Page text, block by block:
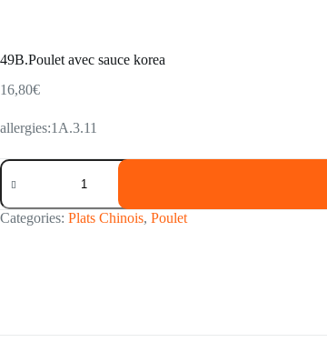
49B.Poulet avec sauce korea
16,80€
allergies:1A.3.11
49B.Poulet
avec
korea
quantity
Categories: Plats Chinois, Poulet